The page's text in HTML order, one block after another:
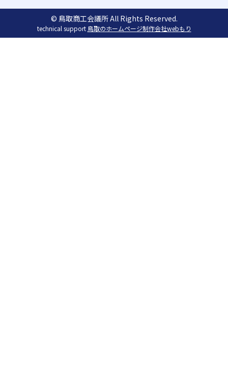
© 鳥取商工会議所 All Rights Reserved.
technical support 鳥取のホームページ制作会社webもり